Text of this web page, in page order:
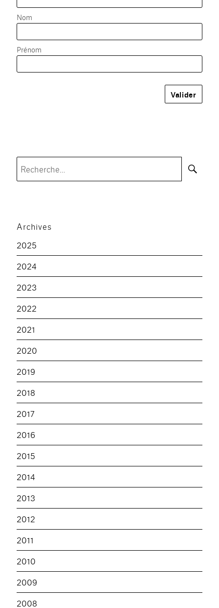
Nom
Prénom
Archives
2025
2024
2023
2022
2021
2020
2019
2018
2017
2016
2015
2014
2013
2012
2011
2010
2009
2008